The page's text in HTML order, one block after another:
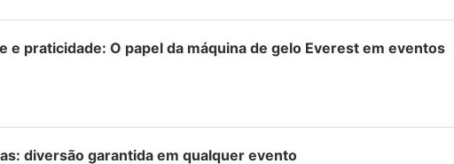
e praticidade: O papel da máquina de gelo Everest em eventos
diversão garantida em qualquer evento